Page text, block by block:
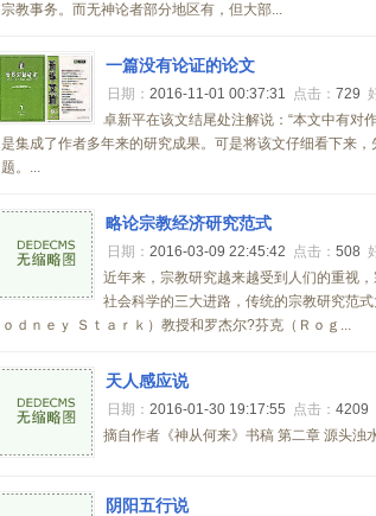
宗教事务。而无神论者部分地区有，但大部...
一篇没有论证的论文
日期： 2016-11-01 00:37:31 点击： 729
卓新平在该文结尾处注解说：“本文中有对
是集成了作者多年来的研究成果。可是将该文仔细看下来
题。...
略论宗教经济研究范式
日期： 2016-03-09 22:45:42 点击： 508
近年来，宗教研究越来越受到人们的重视
社会科学的三大进路，传统的宗教研究范
ｏｄｎｅｙ Ｓｔａｒｋ）教授和罗杰尔?芬克（Ｒｏｇ...
天人感应说
日期： 2016-01-30 19:17:55 点击： 4209
摘自作者《神从何来》书稿 第二章 源头浊
阴阳五行说